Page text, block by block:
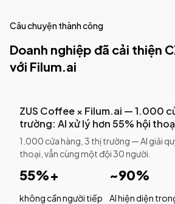
Câu chuyện thành công
Doanh nghiệp đã cải thiện
với Filum.ai
ZUS Coffee × Filum.ai — 1.000
trường: AI xử lý hơn 55% hội
1.000 cửa hàng, 3 thị trường — AI giải
thoại, vẫn cùng một đội 30 người.
55%+
không cần người tiếp
~90%
AI hiện diện